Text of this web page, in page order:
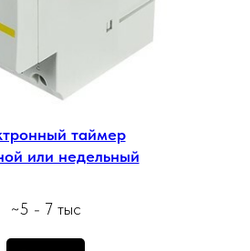
таймер
или недельный
~5 - 7 тыс